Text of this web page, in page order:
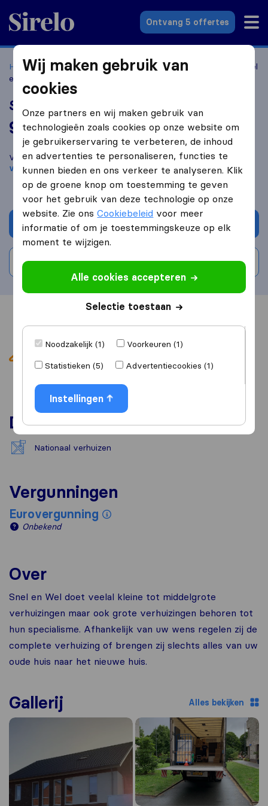
Sirelo.nl
Ontvang 5 offertes
Home Verhuisbedrijven Verhuisbedrijven Groningen
Snel
en Wel Verhuizingen
Snel en Wel Verhuizingen
9,7 gebaseerd op 223
Sirelo en Google reviews
i
Vergelijk Snel en Wel Verhuizingen met andere
verhuisbedrijvenuitGroningen
Vraag offerte aan
Schrijf beoordeling
Diensten
Nationaal verhuizen
Vergunningen
Eurovergunning
Onbekend
Over
Snel en Wel doet veelal kleine tot middelgrote
verhuizingen maar ook grote verhuizingen behoren tot
hun specialisme. Afhankelijk van uw wens regelen zij de
complete verhuizing of brengen zij slechts alles van uw
oude huis naar het nieuwe huis.
Gallerij Alles bekijken
Wij maken gebruik van
cookies
Onze partners en wij maken gebruik van
technologieën zoals cookies op onze website om
je gebruikerservaring te verbeteren, de inhoud
en advertenties te personaliseren, functies te
kunnen bieden en ons verkeer te analyseren. Klik
op de groene knop om toestemming te geven
voor het gebruik van deze technologie op onze
website. Zie onsCookiebeleid voor meer
informatie of om je toestemmingskeuze op elk
moment te wijzigen.
Alle cookies accepteren
Selectie toestaan
Noodzakelijk (1)
Voorkeuren (1)
Statistieken (5)
Advertentiecookies (1)
Instellingen